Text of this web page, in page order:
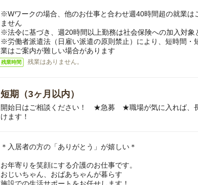
※Wワークの場合、他のお仕事と合わせ週40時間超の就業は
ません
※法令に基づき、週20時間以上勤務は社会保険への加入対象
※労働者派遣法（日雇い派遣の原則禁止）により、短時間・
業はご案内が難しい場合があります
残業時間 残業はありません。
短期（3ヶ月以内）
開始日はご相談ください！ ★急募 ★職場が気に入れば、
けます！
＊入居者の方の「ありがとう」が嬉しい＊
お年寄りを笑顔にする介護のお仕事です。
おじいちゃん、おばあちゃんが暮らす
施設での生活サポートをお任せします！